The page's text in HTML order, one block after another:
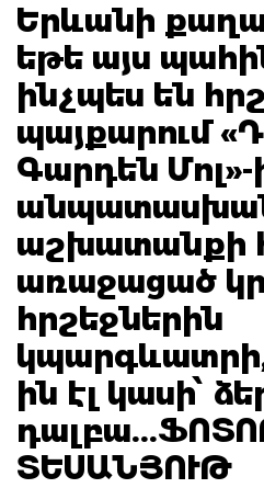
Երևանի
եթե այս
ինչպես են
պայքարում
Գարդեն Մոլ»-
աշխատանքի
առաջացած
հրշեջներին
ին էլ կասի՝
ՏԵՍԱՆՅՈՒԹ